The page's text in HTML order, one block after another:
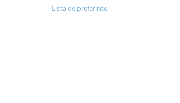
Lista de preferinte